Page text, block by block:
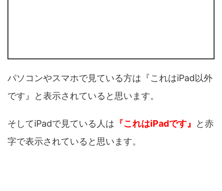
パソコンやスマホで見ている方は『これはiPad以外
です』と表示されていると思います。
そしてiPadで見ている人は 『これはiPadです』
と赤
字で表示されていると思います。